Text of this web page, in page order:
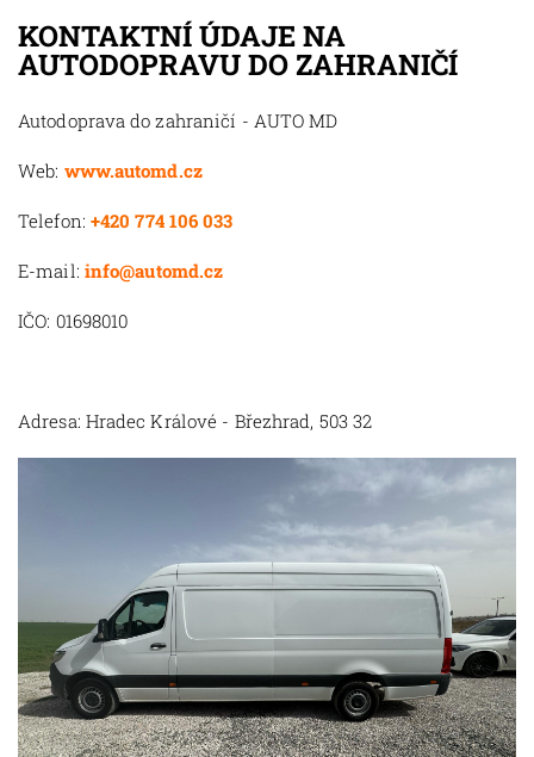
KONTAKTNÍ ÚDAJE NA
AUTODOPRAVU DO ZAHRANIČÍ
Autodoprava do zahraničí - AUTO MD
Web: www.automd.cz
Telefon: +420 774 106 033
E-mail: info@automd.cz
IČO: 01698010
Adresa: Hradec Králové - Březhrad, 503 32